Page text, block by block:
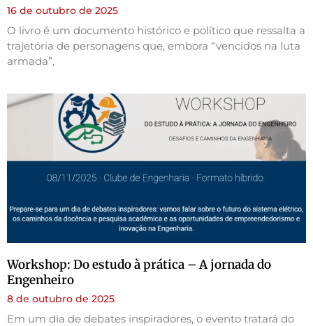
16 de outubro de 2025
O livro é um documento histórico e político que ressalta a
trajetória de personagens que, embora “vencidos na luta
armada”,
Workshop: Do estudo à prática – A jornada do
Engenheiro
8 de outubro de 2025
Em um dia de debates inspiradores, o evento tratará do